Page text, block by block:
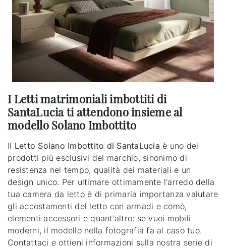
I Letti matrimoniali imbottiti di
SantaLucia ti attendono insieme al
modello Solano Imbottito
Il Letto Solano Imbottito di SantaLucia è uno dei
prodotti più esclusivi del marchio, sinonimo di
resistenza nel tempo, qualità dei materiali e un
design unico. Per ultimare ottimamente l'arredo della
tua camera da letto è di primaria importanza valutare
gli accostamenti del letto con armadi e comò,
elementi accessori e quant'altro: se vuoi mobili
moderni, il modello nella fotografia fa al caso tuo.
Contattaci e ottieni informazioni sulla nostra serie di